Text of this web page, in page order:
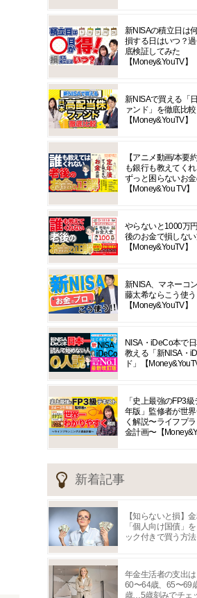
新NISAの積立日は
損する日はいつ？
底検証してみた
【Money&YouTV】
新NISAで買える「
ァンド」を徹底比較
【Money&YouTV】
【アニメ動画/本要
も銀行も教えてく
ずっと困らないお金
【Money&You TV】
やらないと1000万
後のお金で損しな
【Money&YouTV】
新NISA、マネーコ
藤太希ならこう使う
【Money&YouTV】
NISA・iDeCo本で
教える「新NISA・
ド」【
「史上最強のFP3
年版」監修者が世
く解説〜ライフプ
金計画〜【
新着記事
【知らないと損】
「個人向け国債」
ック付きで買う方法
年金生活者の支出
60〜64歳、65〜69
歳…5歳刻みでチェ